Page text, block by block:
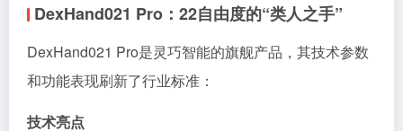
DexHand021 Pro：22自由度的“类人之手”
DexHand021 Pro是灵巧智能的旗舰产品，其技术参数
和功能表现刷新了行业标准：
技术亮点